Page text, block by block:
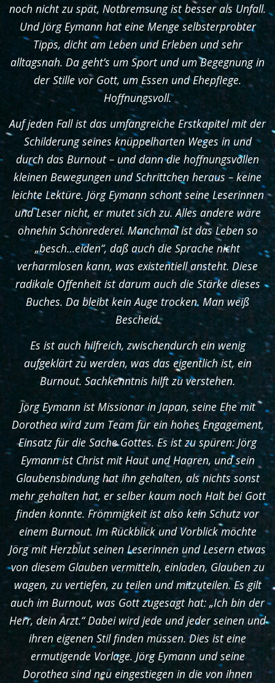
noch nicht zu spät, Notbremsung ist besser als Unfall.
Und Jörg Eymann hat eine Menge selbsterprobter
Tipps, dicht am Leben und Erleben und sehr
alltagsnah. Da geht’s um Sport und um Begegnung in
der Stille vor Gott, um Essen und Ehepflege.
Hoffnungsvoll.
Auf jeden Fall ist das umfangreiche Erstkapitel mit der
Schilderung seines knüppelharten Weges in und
durch das Burnout – und dann die hoffnungsvollen
kleinen Bewegungen und Schrittchen heraus – keine
leichte Lektüre. Jörg Eymann schont seine Leserinnen
und Leser nicht, er mutet sich zu. Alles andere wäre
ohnehin Schönrederei. Manchmal ist das Leben so
„besch…eiden“, daß auch die Sprache nicht
verharmlosen kann, was existentiell ansteht. Diese
radikale Offenheit ist darum auch die Stärke dieses
Buches. Da bleibt kein Auge trocken. Man weiß
Bescheid.
Es ist auch hilfreich, zwischendurch ein wenig
aufgeklärt zu werden, was das eigentlich ist, ein
Burnout. Sachkenntnis hilft zu verstehen.
Jörg Eymann ist Missionar in Japan, seine Ehe mit
Dorothea wird zum Team für ein hohes Engagement,
Einsatz für die Sache Gottes. Es ist zu spüren: Jörg
Eymann ist Christ mit Haut und Haaren, und sein
Glaubensbindung hat ihn gehalten, als nichts sonst
mehr gehalten hat, er selber kaum noch Halt bei Gott
finden konnte. Frömmigkeit ist also kein Schutz vor
einem Burnout. Im Rückblick und Vorblick möchte
Jörg mit Herzblut seinen Leserinnen und Lesern etwas
von diesem Glauben vermitteln, einladen, Glauben zu
wagen, zu vertiefen, zu teilen und mitzuteilen. Es gilt
auch im Burnout, was Gott zugesagt hat: „Ich bin der
Herr, dein Arzt.“ Dabei wird jede und jeder seinen und
ihren eigenen Stil finden müssen. Dies ist eine
ermutigende Vorlage. Jörg Eymann und seine
Dorothea sind neu eingestiegen in die von ihnen